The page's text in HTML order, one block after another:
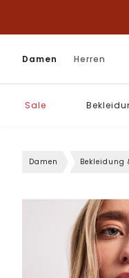
Damen Herren
Sale
Damen Bekleidung